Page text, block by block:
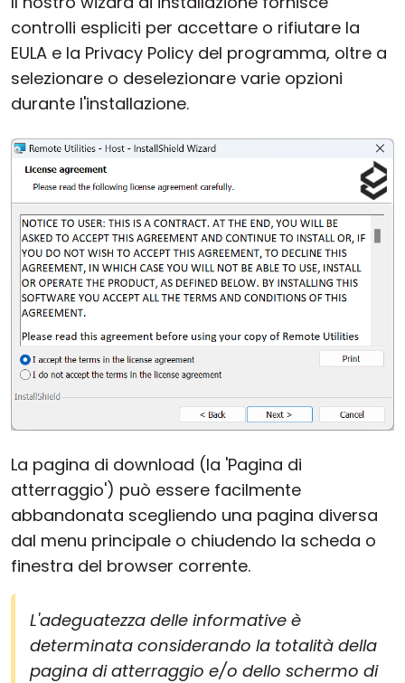
controlli espliciti per accettare o rifiutare la
EULA e la Privacy Policy del programma, oltre a
selezionare o deselezionare varie opzioni
durante l'installazione.
La pagina di download (la 'Pagina di
atterraggio') può essere facilmente
abbandonata scegliendo una pagina diversa
dal menu principale o chiudendo la scheda o
finestra del browser corrente.
L'adeguatezza delle informative è
determinata considerando la totalità della
pagina di atterraggio e/o dello schermo di